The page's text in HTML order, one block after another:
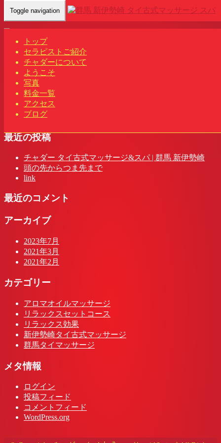
Toggle navigation
トップ
セラピストご紹介
チャダーについて
ようこそ
写真
料金一覧
アクセス
ブログ
Home- タタ(…
タタ(Tata)群馬 新伊勢崎駅 タイ古式マッサージ&スパ | チャ
ダー
最近の投稿
チャダー タイ古式マッサージ&スパ | 群馬 新伊勢崎
頭の先からつま先まで
link
最近のコメント
アーカイブ
2023年7月
2021年3月
2021年2月
カテゴリー
アロマオイルマッサージ
リラックスセットコース
リラックス効果
新伊勢崎タイ古式マッサージ
群馬タイマッサージ
メタ情報
ログイン
投稿フィード
コメントフィード
WordPress.org